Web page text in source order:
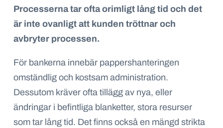
Processerna tar ofta orimligt lång tid och det
är inte ovanligt att kunden tröttnar och
avbryter processen.
För bankerna innebär pappershanteringen
omständlig och kostsam administration.
Dessutom kräver ofta tillägg av nya, eller
ändringar i befintliga blanketter, stora resurser
som tar lång tid. Det finns också en mängd strikta